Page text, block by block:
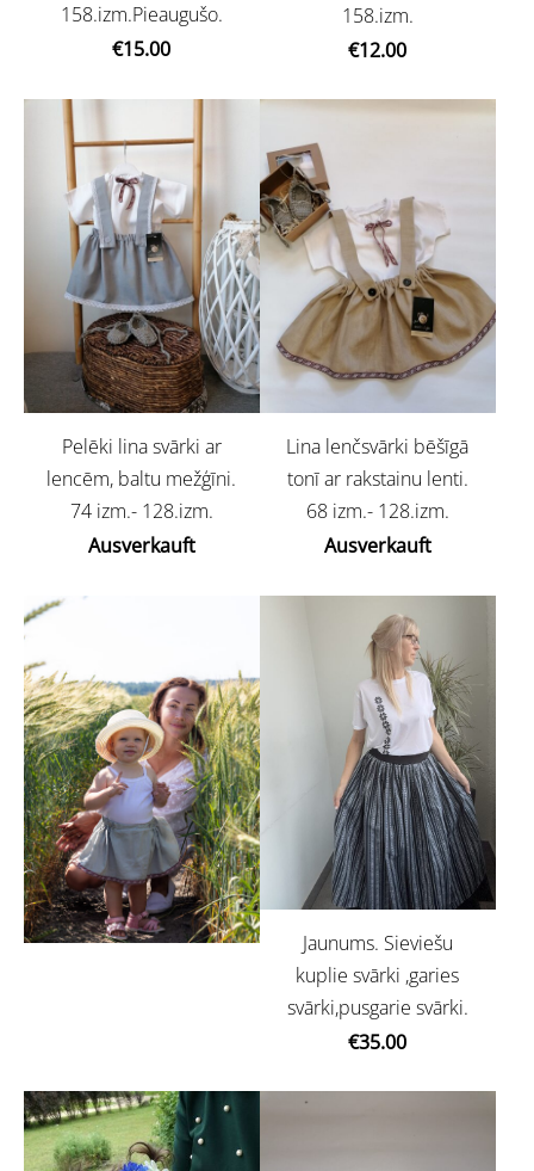
158.izm.Pieaugušo.
€15.00
158.izm.
€12.00
Pelēki lina svārki ar
lencēm, baltu mežģīni.
74 izm.- 128.izm.
Ausverkauft
Lina lenčsvārki bēšīgā
tonī ar rakstainu lenti.
68 izm.- 128.izm.
Ausverkauft
Jaunums. Sieviešu
kuplie svārki ,garies
svārki,pusgarie svārki.
€35.00